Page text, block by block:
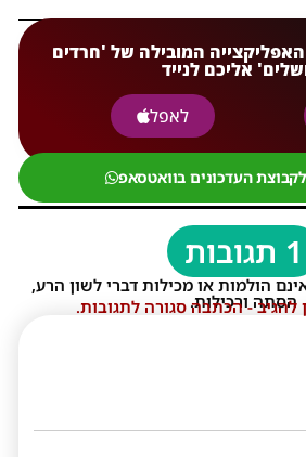
האפליקצייה המובילה של 'חרדים
אליכם לנייד
לאפל
העדכונים בוואטסאפ
1 תגובות
הולמות או מכילות דברי לשון הרע,
הסתה ורכילות.
להגיב - הכתבה סגורה לתגובות.